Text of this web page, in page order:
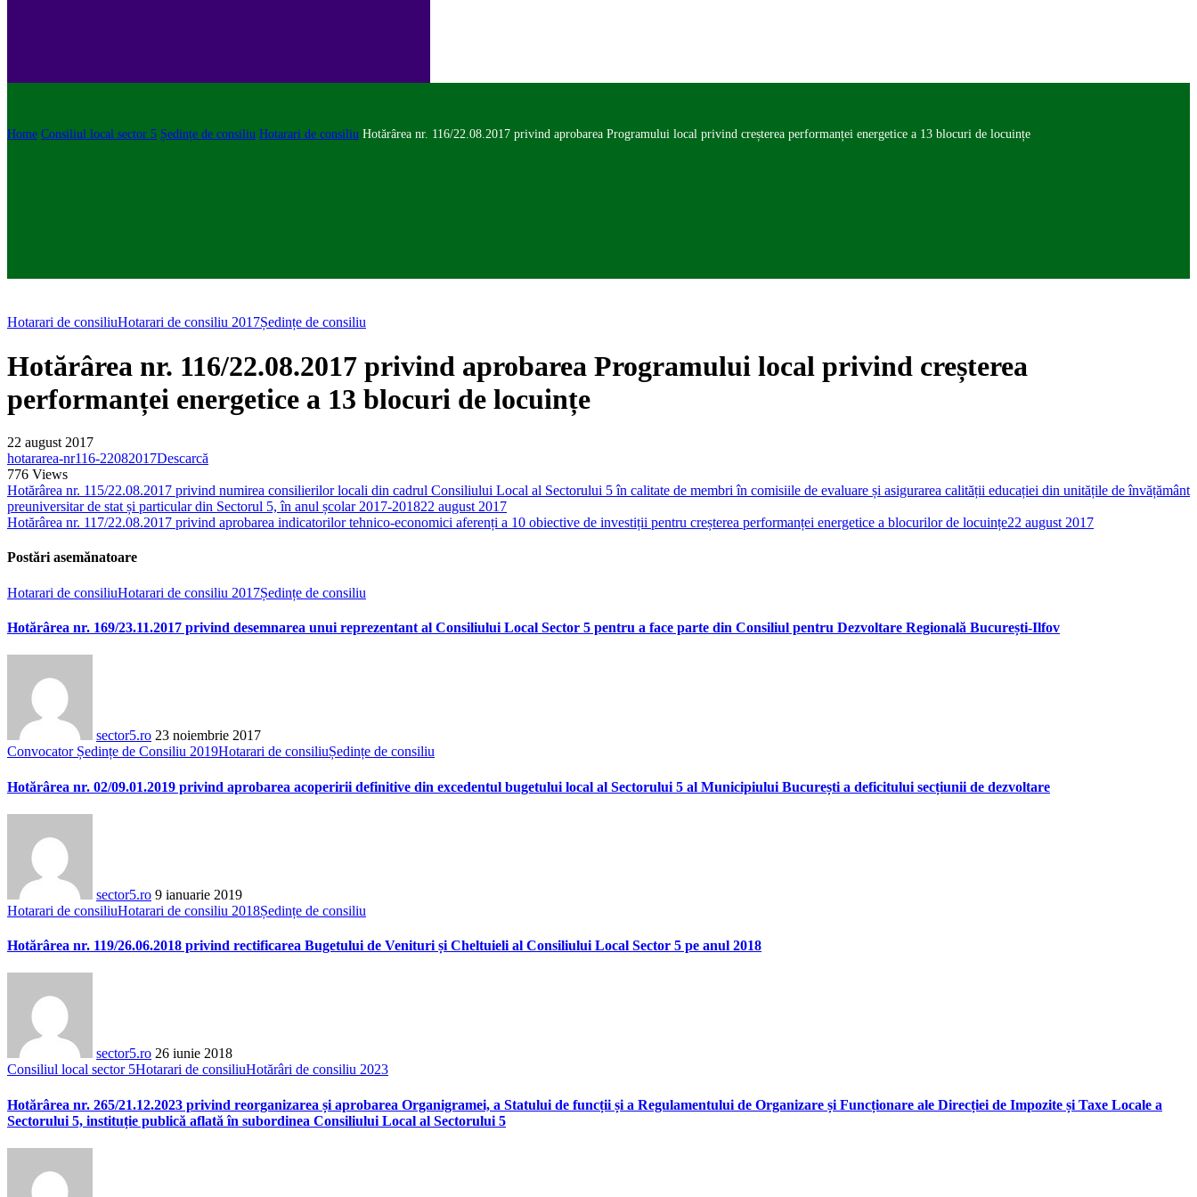
Home Consiliul local sector 5 Ședințe de consiliu Hotarari de consiliu Hotărârea nr. 116/22.08.2017 privind aprobarea Programului local privind creșterea performanței energetice a 13 blocuri de locuințe
Hotarari de consiliuHotarari de consiliu 2017Ședințe de consiliu
Hotărârea nr. 116/22.08.2017 privind aprobarea Programului local privind creșterea
performanței energetice a 13 blocuri de locuințe
22 august 2017
hotararea-nr116-22082017Descarcă
776 Views
Hotărârea nr. 115/22.08.2017 privind numirea consilierilor locali din cadrul Consiliului Local al Sectorului 5 în calitate de membri în comisiile de evaluare și asigurarea calității educației din unitățile de învățământ
preuniversitar de stat și particular din Sectorul 5, în anul școlar 2017-201822 august 2017
Hotărârea nr. 117/22.08.2017 privind aprobarea indicatorilor tehnico-economici aferenți a 10 obiective de investiții pentru creșterea performanței energetice a blocurilor de locuințe22 august 2017
Postări asemănatoare
Hotarari de consiliuHotarari de consiliu 2017Ședințe de consiliu
Hotărârea nr. 169/23.11.2017 privind desemnarea unui reprezentant al Consiliului Local Sector 5 pentru a face parte din Consiliul pentru Dezvoltare Regională București-Ilfov
sector5.ro 23 noiembrie 2017
Convocator Ședințe de Consiliu 2019Hotarari de consiliuȘedințe de consiliu
Hotărârea nr. 02/09.01.2019 privind aprobarea acoperirii definitive din excedentul bugetului local al Sectorului 5 al Municipiului București a deficitului secțiunii de dezvoltare
sector5.ro 9 ianuarie 2019
Hotarari de consiliuHotarari de consiliu 2018Ședințe de consiliu
Hotărârea nr. 119/26.06.2018 privind rectificarea Bugetului de Venituri și Cheltuieli al Consiliului Local Sector 5 pe anul 2018
sector5.ro 26 iunie 2018
Consiliul local sector 5Hotarari de consiliuHotărâri de consiliu 2023
Hotărârea nr. 265/21.12.2023 privind reorganizarea și aprobarea Organigramei, a Statului de funcții și a Regulamentului de Organizare și Funcționare ale Direcției de Impozite și Taxe Locale a
Sectorului 5, instituție publică aflată în subordinea Consiliului Local al Sectorului 5